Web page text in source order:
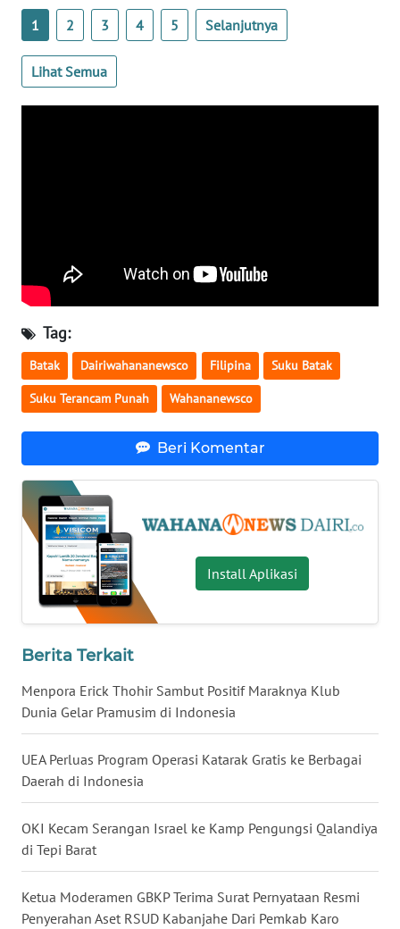
1 2 3 4 5 Selanjutnya
Lihat Semua
Tag:
Batak Dairiwahananewsco Filipina Suku Batak
Suku Terancam Punah Wahananewsco
Beri Komentar
Install Aplikasi
Berita Terkait
Menpora Erick Thohir Sambut Positif Maraknya Klub
Dunia Gelar Pramusim di Indonesia
UEA Perluas Program Operasi Katarak Gratis ke Berbagai
Daerah di Indonesia
OKI Kecam Serangan Israel ke Kamp Pengungsi Qalandiya
di Tepi Barat
Ketua Moderamen GBKP Terima Surat Pernyataan Resmi
Penyerahan Aset RSUD Kabanjahe Dari Pemkab Karo
JATENG
WN
NUSANTARA
WN
BALI
WN
KALBAR
KALTARA
WN
KALSEL
WN
WN
SULSEL
WN
SULUT
MALUKU